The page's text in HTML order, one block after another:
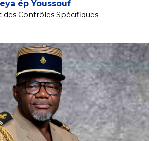
ép Youssouf
des Contrôles Spécifiques